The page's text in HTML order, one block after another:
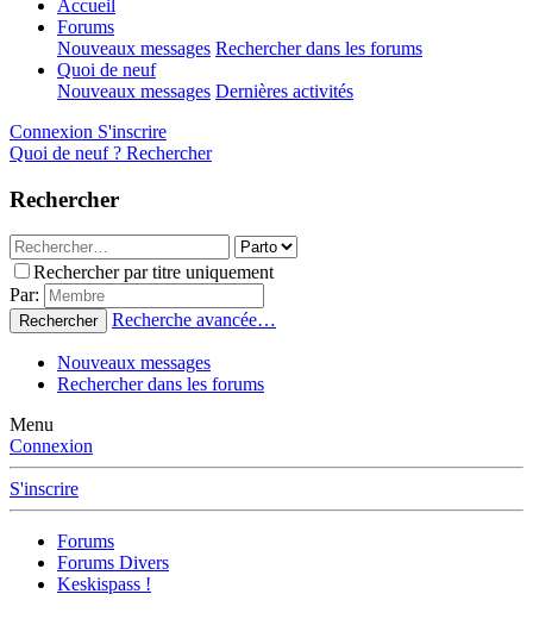
Accueil
Forums
Nouveaux messages Rechercher dans les forums
Quoi de neuf
Nouveaux messages Dernières activités
Connexion S'inscrire
Quoi de neuf ? Rechercher
Rechercher
Rechercher par titre uniquement
Par:
Rechercher Recherche avancée…
Nouveaux messages
Rechercher dans les forums
Menu
Connexion
S'inscrire
Forums
Forums Divers
Keskispass !